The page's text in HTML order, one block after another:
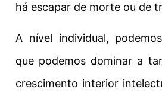
há escapar de morte ou de
A nível individual,
que podemos dominar a
crescimento interior